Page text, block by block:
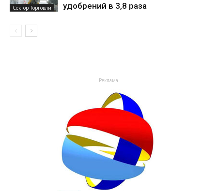
Сектор Торговли
удобрений в 3,8 раза
- Реклама -